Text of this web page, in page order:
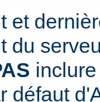
et
du
défaut